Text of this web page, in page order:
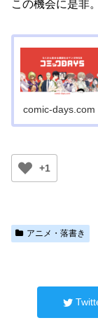
この機会に是非。
comic-days.com
+1
アニメ・落書き